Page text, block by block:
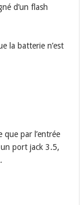
d’un flash
la batterie n’est
que par l’entrée
port jack 3.5,